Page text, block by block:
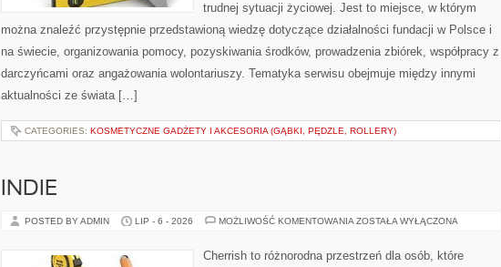
trudnej sytuacji życiowej. Jest to miejsce, w którym
można znaleźć przystępnie przedstawioną wiedzę dotyczące działalności fundacji w Polsce i
na świecie, organizowania pomocy, pozyskiwania środków, prowadzenia zbiórek, współpracy z
darczyńcami oraz angażowania wolontariuszy. Tematyka serwisu obejmuje między innymi
aktualności ze świata […]
CATEGORIES: KOSMETYCZNE GADŻETY I AKCESORIA (GĄBKI, PĘDZLE, ROLLERY)
INDIE
POSTED BY ADMIN LIP - 6 - 2026 MOŻLIWOŚĆ KOMENTOWANIA INDIE
ZOSTAŁA WYŁĄCZONA
Cherrish to różnorodna przestrzeń dla osób, które